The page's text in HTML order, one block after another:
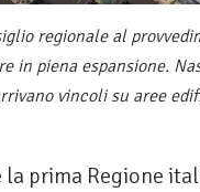
regionale al
in piena espansione.
vincoli su aree
la prima Regione